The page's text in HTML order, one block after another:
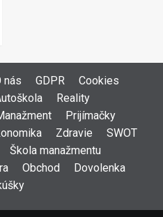
nás GDPR
Cookies
Reality
Prijímačky
Zdravie
SWOT
Škola manažmentu
Obchod
Dovolenka